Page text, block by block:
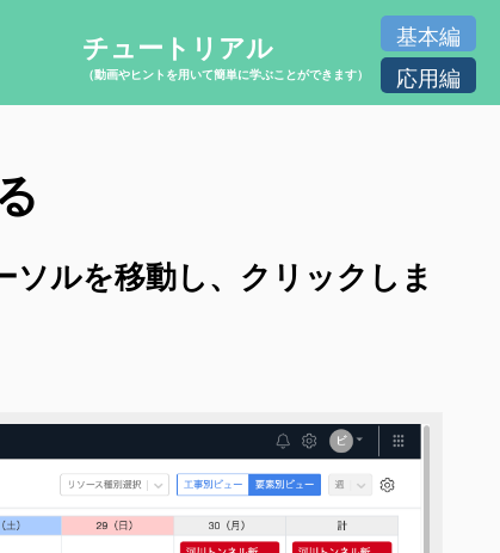
チュートリアル
（動画やヒントを用いて簡単に学ぶことができます）
基本編
応用編
ソルを移動し、クリックしま